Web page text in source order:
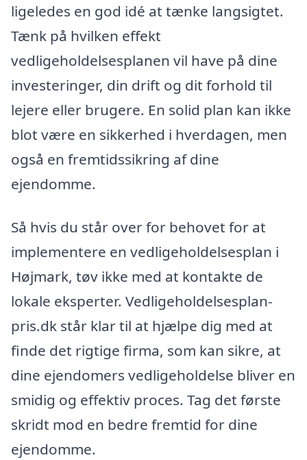
ligeledes en god idé at tænke langsigtet.
Tænk på hvilken effekt
vedligeholdelsesplanen vil have på dine
investeringer, din drift og dit forhold til
lejere eller brugere. En solid plan kan ikke
blot være en sikkerhed i hverdagen, men
også en fremtidssikring af dine
ejendomme.
Så hvis du står over for behovet for at
implementere en vedligeholdelsesplan i
Højmark, tøv ikke med at kontakte de
lokale eksperter. Vedligeholdelsesplan-
pris.dk står klar til at hjælpe dig med at
finde det rigtige firma, som kan sikre, at
dine ejendomers vedligeholdelse bliver en
smidig og effektiv proces. Tag det første
skridt mod en bedre fremtid for dine
ejendomme.